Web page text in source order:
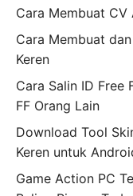
Cara Membuat CV
Cara Membuat
Keren
Cara Salin ID Free
FF Orang Lain
Download Tool
Keren untuk
Game Action PC